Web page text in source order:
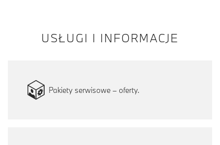
USŁUGI I INFORMACJE
Pakiety serwisowe – oferty.